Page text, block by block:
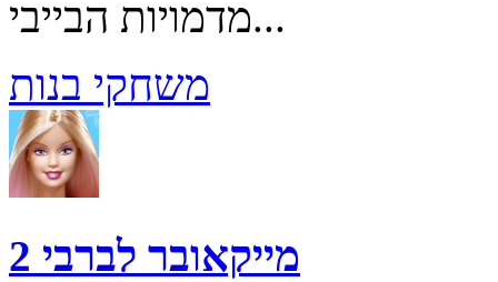
מדמויות הבייבי...
משחקי בנות
מייקאובר לברבי 2